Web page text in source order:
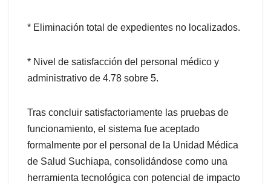
* Eliminación total de expedientes no localizados.
* Nivel de satisfacción del personal médico y
administrativo de 4.78 sobre 5.
Tras concluir satisfactoriamente las pruebas de
funcionamiento, el sistema fue aceptado
formalmente por el personal de la Unidad Médica
de Salud Suchiapa, consolidándose como una
herramienta tecnológica con potencial de impacto